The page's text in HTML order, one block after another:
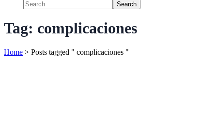
Search
Tag: complicaciones
Home > Posts tagged " complicaciones "